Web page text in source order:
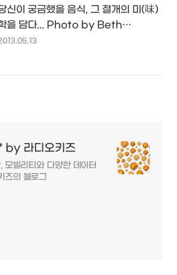
신이 궁금했을 음식, 그 절개의 미(味)
을 담다... Photo by Beth
라디오키즈
모빌리티와 다양한 데이터
즈의 블로그